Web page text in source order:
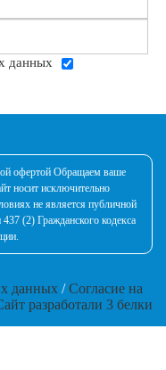
данных
офертой Обращаем ваше
носит исключительно
не является публичной
(2) Гражданского кодекса
данных /Согласие на
разработали 3 белки